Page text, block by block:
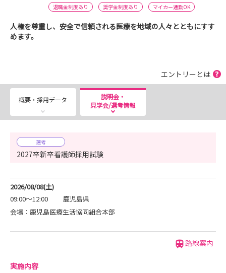
退職金制度あり
奨学金制度あり マイカー通勤OK
人権を尊重し、安全で信頼される医療を地域の人々とともにすす
めます。
エントリーとは
概要・採用データ
説明会・
見学会/選考情報
選考
2027卒新卒看護師採用試験
2026/08/08(土)
09:00～12:00
鹿児島県
会場：鹿児島医療生活協同組合本部
路線案内
実施内容